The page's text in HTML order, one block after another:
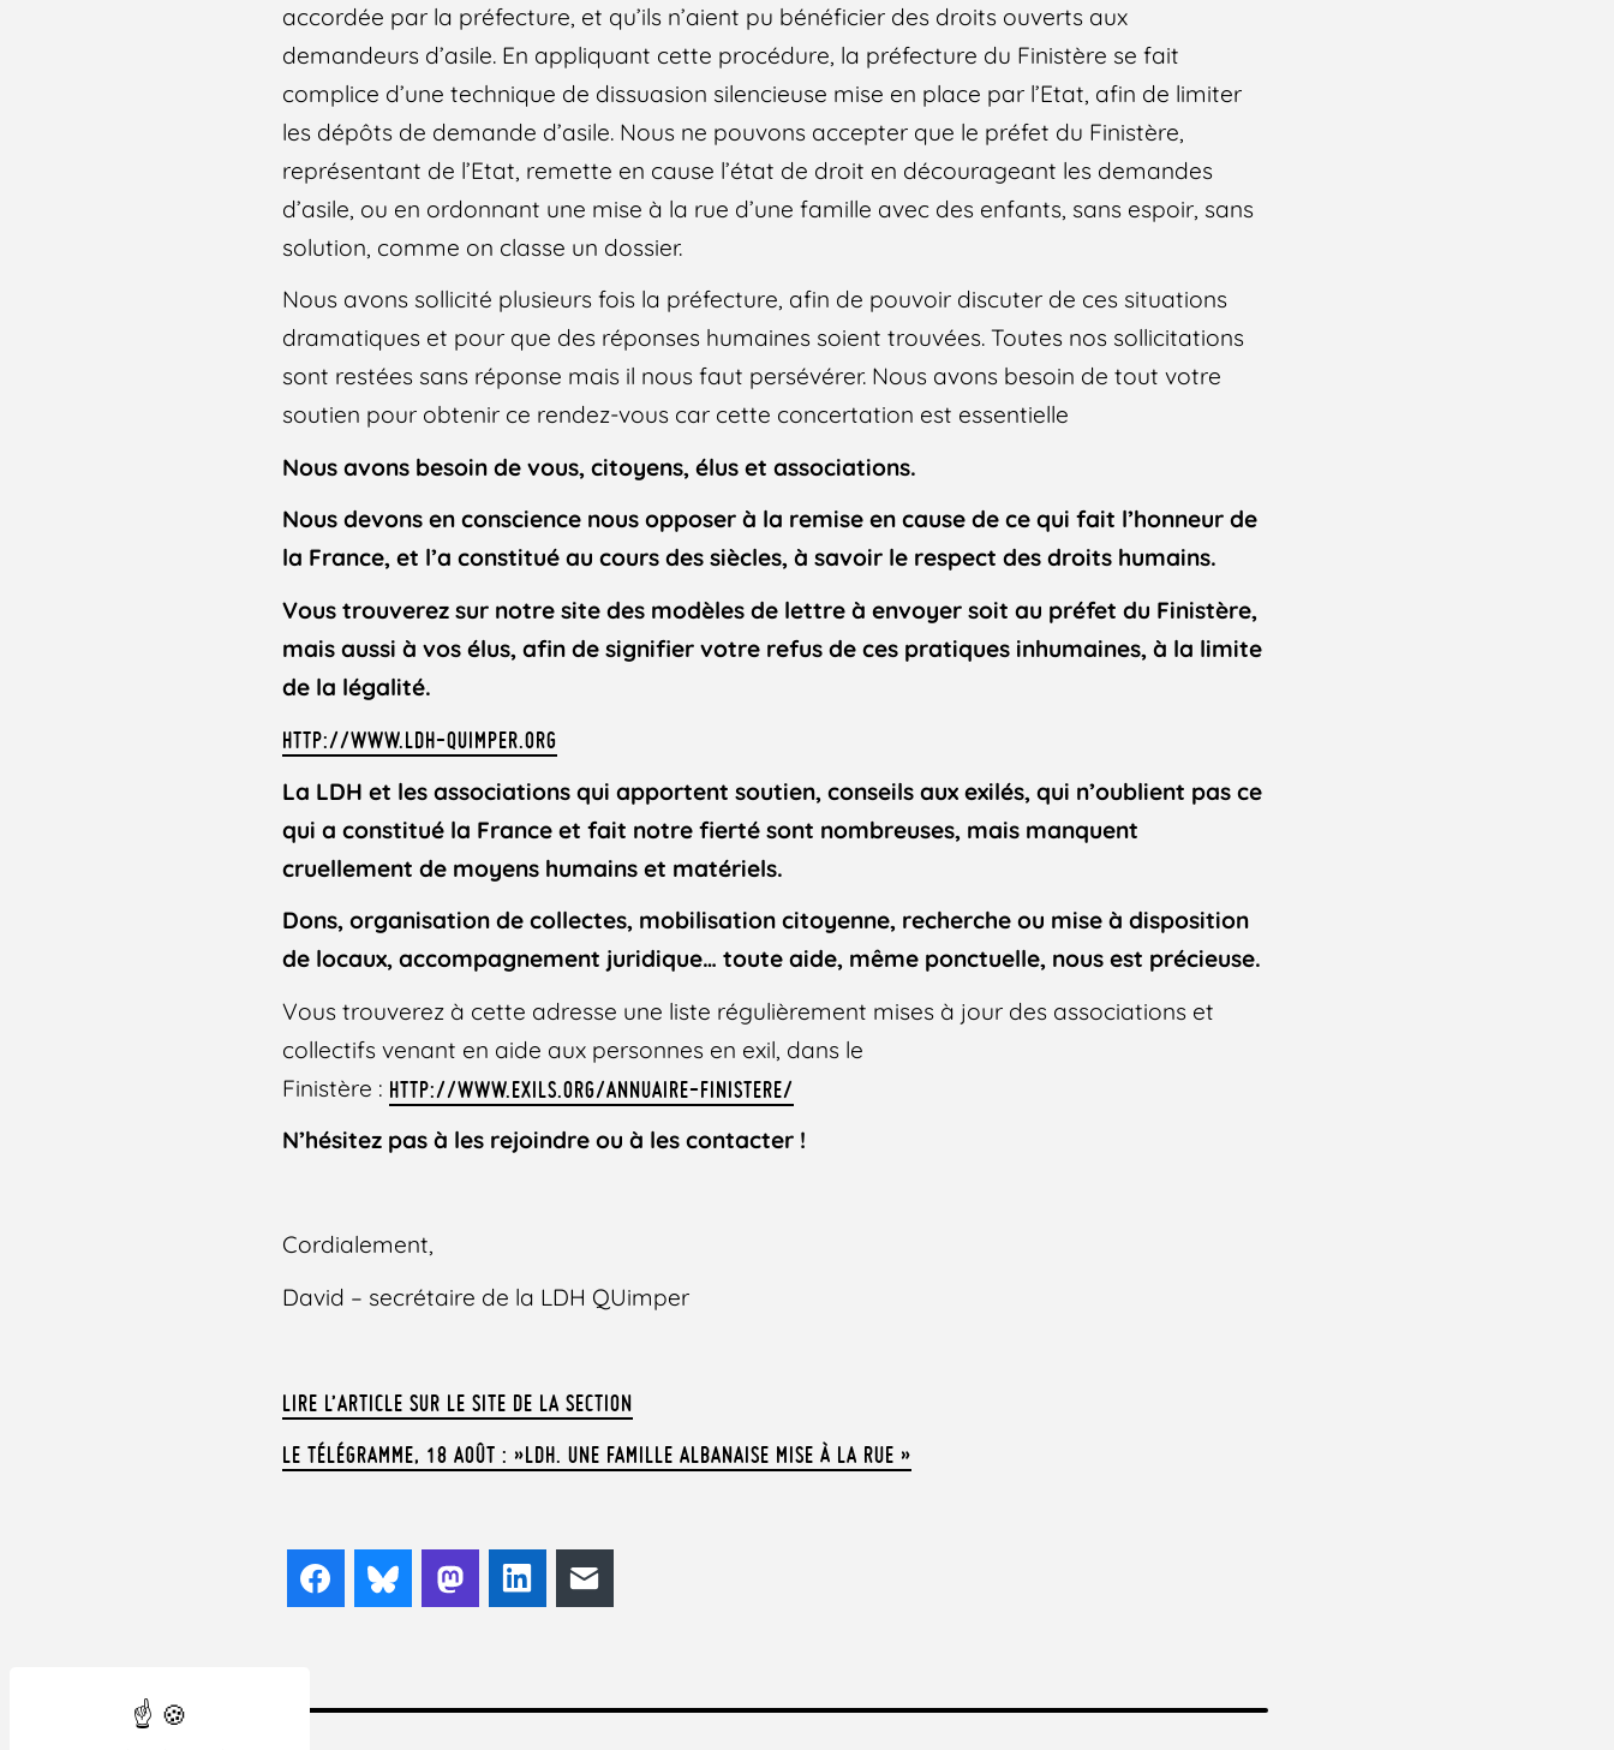
accordée par la préfecture, et qu’ils n’aient pu bénéficier des droits ouverts aux
demandeurs d’asile. En appliquant cette procédure, la préfecture du Finistère se fait
complice d’une technique de dissuasion silencieuse mise en place par l’Etat, afin de limiter
les dépôts de demande d’asile. Nous ne pouvons accepter que le préfet du Finistère,
représentant de l’Etat, remette en cause l’état de droit en décourageant les demandes
d’asile, ou en ordonnant une mise à la rue d’une famille avec des enfants, sans espoir, sans
solution, comme on classe un dossier.
Nous avons sollicité plusieurs fois la préfecture, afin de pouvoir discuter de ces situations
dramatiques et pour que des réponses humaines soient trouvées. Toutes nos sollicitations
sont restées sans réponse mais il nous faut persévérer. Nous avons besoin de tout votre
soutien pour obtenir ce rendez-vous car cette concertation est essentielle
Nous avons besoin de vous, citoyens, élus et associations.
Nous devons en conscience nous opposer à la remise en cause de ce qui fait l’honneur de
la France, et l’a constitué au cours des siècles, à savoir le respect des droits humains.
Vous trouverez sur notre site des modèles de lettre à envoyer soit au préfet du Finistère,
mais aussi à vos élus, afin de signifier votre refus de ces pratiques inhumaines, à la limite
de la légalité.
HTTP://WWW.LDH-QUIMPER.ORG
La LDH et les associations qui apportent soutien, conseils aux exilés, qui n’oublient pas ce
qui a constitué la France et fait notre fierté sont nombreuses, mais manquent
cruellement de moyens humains et matériels.
Dons, organisation de collectes, mobilisation citoyenne, recherche ou mise à disposition
de locaux, accompagnement juridique… toute aide, même ponctuelle, nous est précieuse.
Vous trouverez à cette adresse une liste régulièrement mises à jour des associations et
collectifs venant en aide aux personnes en exil, dans le
Finistère : HTTP://WWW.EXILS.ORG/ANNUAIRE-FINISTERE/
N’hésitez pas à les rejoindre ou à les contacter !
Cordialement,
David – secrétaire de la LDH QUimper
LIRE L’ARTICLE SUR LE SITE DE LA SECTION
LE TÉLÉGRAMME, 18 AOÛT : »LDH. UNE FAMILLE ALBANAISE MISE À LA RUE »
FacebookBlueskyMastodonLinkedIn